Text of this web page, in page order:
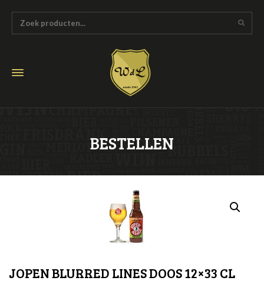
BESTELLEN
JOPEN BLURRED LINES DOOS 12×33 CL